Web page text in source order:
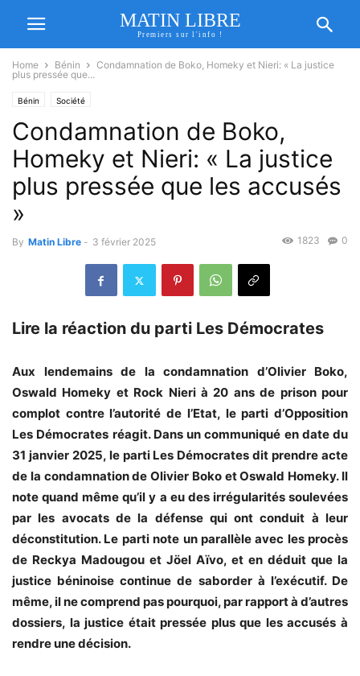
MATIN LIBRE
Premiers sur l'info !
Home Bénin
Condamnation de Boko, Homeky et Nieri: « La justice
plus pressée que...
Bénin Société
Condamnation de Boko,
Homeky et Nieri: « La justice
plus pressée que les accusés
»
By Matin Libre - 3 février 2025 0
1823
Lire la réaction du parti Les Démocrates
Aux lendemains de la condamnation d’Olivier Boko,
Oswald Homeky et Rock Nieri à 20 ans de prison pour
complot contre l’autorité de l’Etat, le parti d’Opposition
Les Démocrates réagit. Dans un communiqué en date du
31 janvier 2025, le parti Les Démocrates dit prendre acte
de la condamnation de Olivier Boko et Oswald Homeky. Il
note quand même qu’il y a eu des irrégularités soulevées
par les avocats de la défense qui ont conduit à leur
déconstitution. Le parti note un parallèle avec les procès
de Reckya Madougou et Jöel Aïvo, et en déduit que la
justice béninoise continue de saborder à l’exécutif. De
même, il ne comprend pas pourquoi, par rapport à d’autres
dossiers, la justice était pressée plus que les accusés à
rendre une décision.